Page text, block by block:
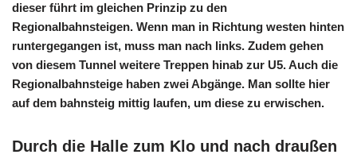
dieser führt im gleichen Prinzip zu den
Regionalbahnsteigen. Wenn man in Richtung westen hinten
runtergegangen ist, muss man nach links. Zudem gehen
von diesem Tunnel weitere Treppen hinab zur U5. Auch die
Regionalbahnsteige haben zwei Abgänge. Man sollte hier
auf dem bahnsteig mittig laufen, um diese zu erwischen.
Durch die Halle zum Klo und nach draußen